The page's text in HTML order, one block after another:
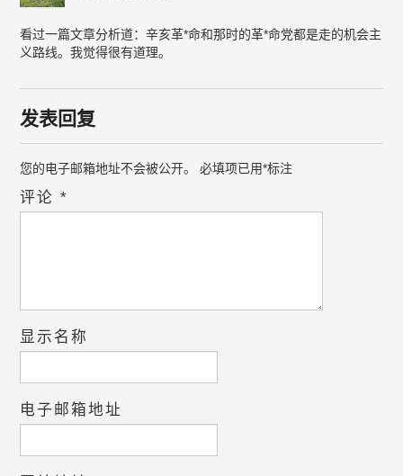
看过一篇文章分析道：辛亥革*命和那时的革*命党都是走的机会主
义路线。我觉得很有道理。
发表回复
您的电子邮箱地址不会被公开。 必填项已用*标注
评论*
显示名称
电子邮箱地址